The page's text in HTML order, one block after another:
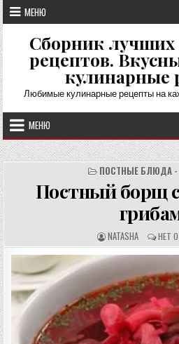
Перейти
к
содержимому
МЕНЮ
Сборник
рецептов.
кулинарные
Любимые кулинарные рецепты на
МЕНЮ
ПОСТНЫЕ БЛЮДА -
Постный борщ
А
В
Т
О
Р
Е
Ц
Е
П
Т
А
:
NATASHA О
Т
З
Ы
В
Ы
:
НЕТ